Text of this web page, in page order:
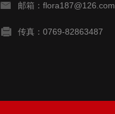
邮箱：flora187@126.com
传真：0769-82863487